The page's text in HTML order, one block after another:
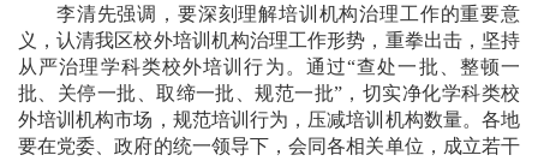
李清先强调，要深刻理解培训机构治理工作的重要意
义，认清我区校外培训机构治理工作形势，重拳出击，坚持
从严治理学科类校外培训行为。通过“查处一批、整顿一
批、关停一批、取缔一批、规范一批”，切实净化学科类校
外培训机构市场，规范培训行为，压减培训机构数量。各地
要在党委、政府的统一领导下，会同各相关单位，成立若干